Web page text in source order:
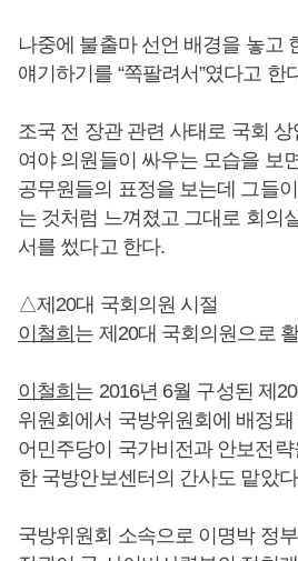
나중에 불출마 선언 배경을 놓고
얘기하기를 “쪽팔려서”였다고 한
조국 전 장관 관련 사태로 국회
여야 의원들이 싸우는 모습을 보
공무원들의 표정을 보는데 그들이
는 것처럼 느껴졌고 그대로 회의
서를 썼다고 한다.
△제20대 국회의원 시절
이철희 는 제20대 국회의원으로
이철희 는 2016년 6월 구성된 제
위원회에서 국방위원회에 배정
어민주당이 국가비전과 안보전
한 국방안보센터의 간사도 맡았
국방위원회 소속으로 이명박 정